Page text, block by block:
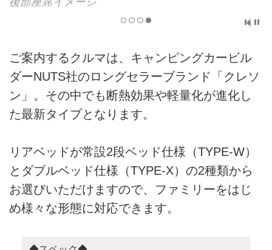
ご案内するクルマは、キャンピングカービル
ダーNUTS社のロングセラーブランド「クレソ
ン」。その中でも断熱効果や軽量化が進化し
た最新タイプとなります。
リアベッドが常設2段ベッド仕様（TYPE-W）
とダブルベッド仕様（TYPE-X）の2種類から
お選びいただけますので、ファミリーをはじ
め様々な形態に対応できます。